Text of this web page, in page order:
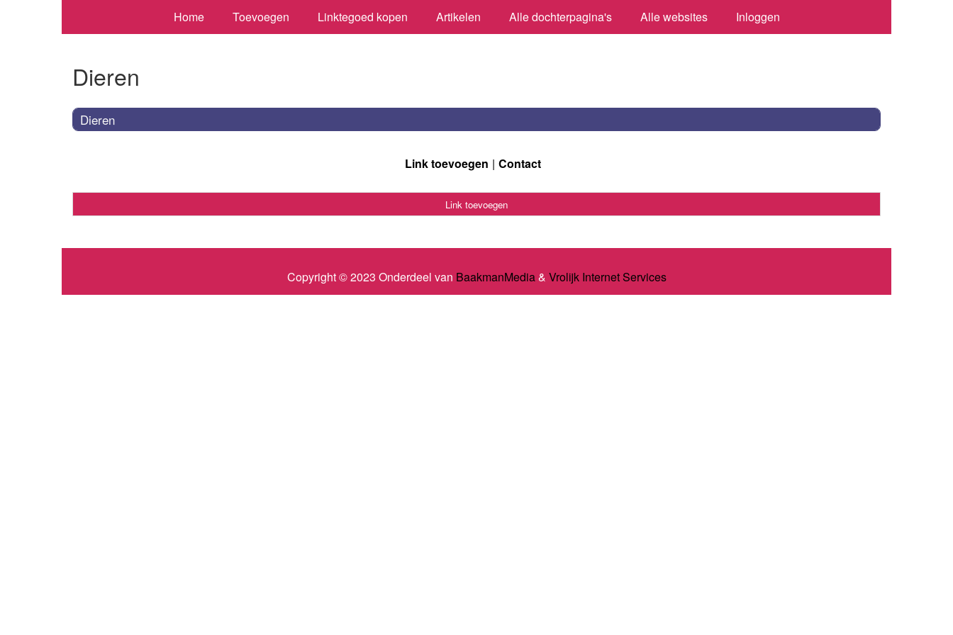
Home Toevoegen Linktegoed kopen Artikelen Alle dochterpagina's Alle websites Inloggen
Dieren
Dieren
Link toevoegen Contact
Link toevoegen
Copyright © 2023 Onderdeel van BaakmanMedia& Vrolijk Internet Services